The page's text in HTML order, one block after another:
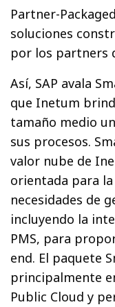
Partner-
soluciones
por los partners
Así, SAP avala
que Inetum
tamaño medio
sus procesos.
valor nube de
orientada para
necesidades de
incluyendo la
PMS, para
end. El paquete
principalmente
Public Cloud y